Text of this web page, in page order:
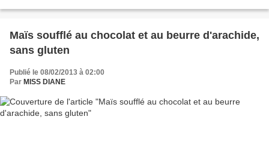
Maïs soufflé au chocolat et au beurre d'arachide,
sans gluten
Publié le 08/02/2013 à 02:00
Par MISS DIANE